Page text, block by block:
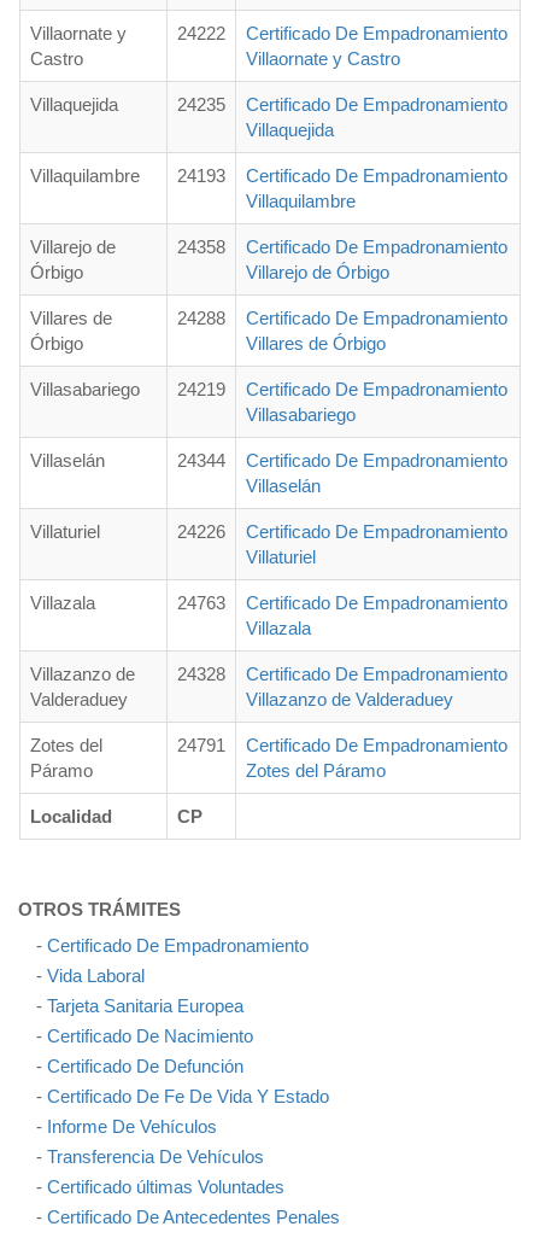
Villaornate y
Castro
24222
Certificado De Empadronamiento
Villaornate y Castro
Villaquejida 24235
Certificado De Empadronamiento
Villaquejida
Villaquilambre 24193
Certificado De Empadronamiento
Villaquilambre
Villarejo de
Órbigo
24358
Certificado De Empadronamiento
Villarejo de Órbigo
Villares de
Órbigo
24288
Certificado De Empadronamiento
Villares de Órbigo
Villasabariego 24219
Certificado De Empadronamiento
Villasabariego
Villaselán 24344
Certificado De Empadronamiento
Villaselán
Villaturiel 24226
Certificado De Empadronamiento
Villaturiel
Villazala 24763
Certificado De Empadronamiento
Villazala
Villazanzo de
Valderaduey
24328
Certificado De Empadronamiento
Villazanzo de Valderaduey
Zotes del
Páramo
24791
Certificado De Empadronamiento
Zotes del Páramo
Localidad CP
OTROS TRÁMITES
- Certificado De Empadronamiento
- Vida Laboral
- Tarjeta Sanitaria Europea
- Certificado De Nacimiento
- Certificado De Defunción
- Certificado De Fe De Vida Y Estado
- Informe De Vehículos
- Transferencia De Vehículos
- Certificado últimas Voluntades
- Certificado De Antecedentes Penales